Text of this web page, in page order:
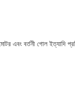
এবং বর্তনী গোল ইত্যাদি